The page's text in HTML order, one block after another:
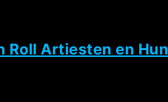
Roll Artiesten en Hun